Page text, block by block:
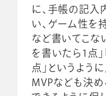
に、手帳の記入
い、ゲーム性を
など書いてこな
を書いたら1点
点」というよう
MVPなども決め